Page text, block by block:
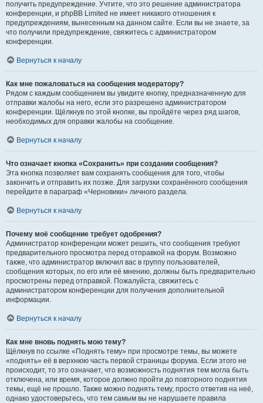
получить предупреждение. Учтите, что это решение администратора
конференции, и phpBB Limited не имеет никакого отношения к
предупреждениям, вынесенным на данном сайте. Если вы не знаете, за
что получили предупреждение, свяжитесь с администратором
конференции.
Вернуться к началу
Как мне пожаловаться на сообщения модератору?
Рядом с каждым сообщением вы увидите кнопку, предназначенную для
отправки жалобы на него, если это разрешено администратором
конференции. Щёлкнув по этой кнопке, вы пройдёте через ряд шагов,
необходимых для оправки жалобы на сообщение.
Вернуться к началу
Что означает кнопка «Сохранить» при создании сообщения?
Эта кнопка позволяет вам сохранять сообщения для того, чтобы
закончить и отправить их позже. Для загрузки сохранённого сообщения
перейдите в параграф «Черновики» личного раздела.
Вернуться к началу
Почему моё сообщение требует одобрения?
Администратор конференции может решить, что сообщения требуют
предварительного просмотра перед отправкой на форум. Возможно
также, что администратор включил вас в группу пользователей,
сообщения которых, по его или её мнению, должны быть предварительно
просмотрены перед отправкой. Пожалуйста, свяжитесь с
администратором конференции для получения дополнительной
информации.
Вернуться к началу
Как мне вновь поднять мою тему?
Щёлкнув по ссылке «Поднять тему» при просмотре темы, вы можете
«поднять» её в верхнюю часть первой страницы форума. Если этого не
происходит, то это означает, что возможность поднятия тем могла быть
отключена, или время, которое должно пройти до повторного поднятия
темы, ещё не прошло. Также можно поднять тему, просто ответив на неё,
однако удостоверьтесь, что тем самым вы не нарушаете правила